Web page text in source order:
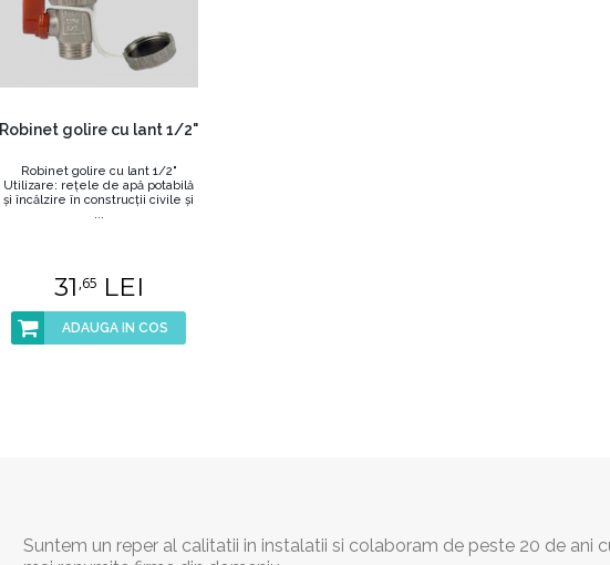
Robinet golire cu lant 1/2"
Robinet golire cu lant 1/2"
Utilizare: reţele de apă potabilă
şi încălzire în construcţii civile şi
...
31 ,65LEI
ADAUGA IN COS
Suntem un reper al calitatii in instalatii si colaboram de peste 20 de ani